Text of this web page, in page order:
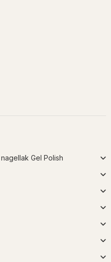
Gel Polish